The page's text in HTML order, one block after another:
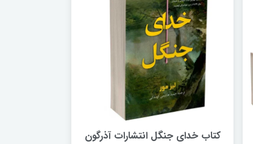
کتاب خدای جنگل انتشارات آذرگون